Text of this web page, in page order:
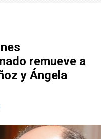
remueve a
y Ángela